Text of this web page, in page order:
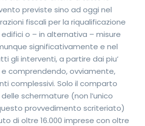
previste sino ad oggi nel
fiscali per la riqualificazione
o – in alternativa – misure
significativamente e nel
gli interventi, a partire dai piu’
comprendendo, ovviamente,
complessivi. Solo il comparto
schermature (non l’unico
provvedimento scriteriato)
di oltre 16.000 imprese con oltre